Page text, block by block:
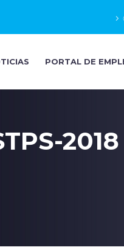
PORTAL DE
2018